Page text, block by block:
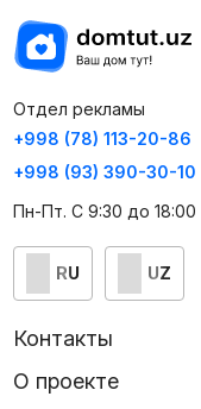
Отдел рекламы
+998 (78) 113-20-86
+998 (93) 390-30-10
Пн-Пт. С 9:30 до 18:00
RU UZ
Контакты
О проекте